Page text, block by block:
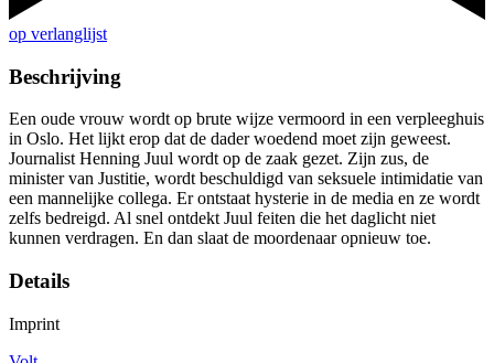
op verlanglijst
Beschrijving
Een oude vrouw wordt op brute wijze vermoord in een verpleeghuis
in Oslo. Het lijkt erop dat de dader woedend moet zijn geweest.
Journalist Henning Juul wordt op de zaak gezet. Zijn zus, de
minister van Justitie, wordt beschuldigd van seksuele intimidatie van
een mannelijke collega. Er ontstaat hysterie in de media en ze wordt
zelfs bedreigd. Al snel ontdekt Juul feiten die het daglicht niet
kunnen verdragen. En dan slaat de moordenaar opnieuw toe.
Details
Imprint